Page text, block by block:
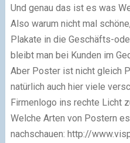
Und genau das ist es was
Also warum nicht mal
Plakate in die Geschäfts-
bleibt man bei Kunden im
Aber Poster ist nicht gleich
natürlich auch hier viele
Firmenlogo ins rechte Licht
Welche Arten von Postern
nachschauen: http://